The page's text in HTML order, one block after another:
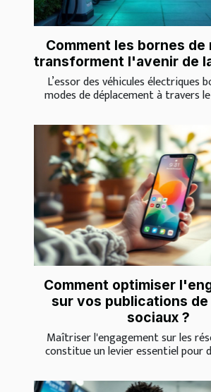
Comment les bornes de
transforment l'avenir de
L’essor des véhicules électriques
modes de déplacement à travers le
Comment optimiser
sur vos publications de
sociaux ?
Maîtriser l'engagement sur les
constitue un levier essentiel pour